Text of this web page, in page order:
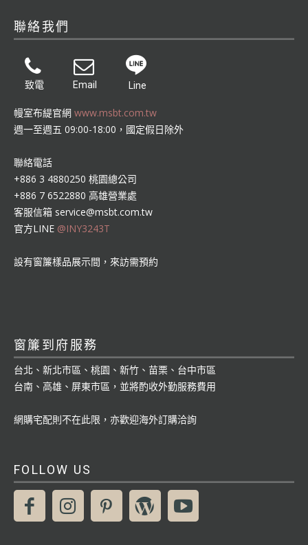
聯絡我們
致電 Email Line
幔室布緹官網 www.msbt.com.tw
週一至週五 09:00-18:00，國定假日除外
聯絡電話
+886 3 4880250 桃園總公司
+886 7 6522880 高雄營業處
客服信箱 service@msbt.com.tw
官方LINE @INY3243T
設有窗簾樣品展示間，來訪需預約
窗簾到府服務
台北、新北市區、桃園、新竹、苗栗、台中市區
台南、高雄、屏東市區，並將酌收外勤服務費用
網購宅配則不在此限，亦歡迎海外訂購洽詢
FOLLOW US